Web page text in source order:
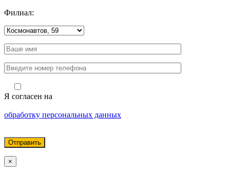
Филиал:
Я согласен на
обработку персональных данных
×